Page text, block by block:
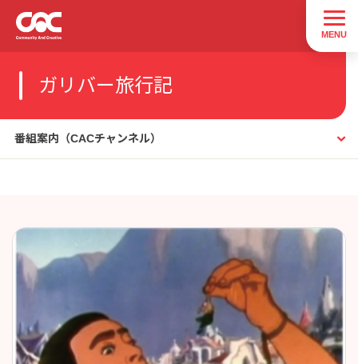
ガリバー旅行記
番組案内（CACチャンネル）